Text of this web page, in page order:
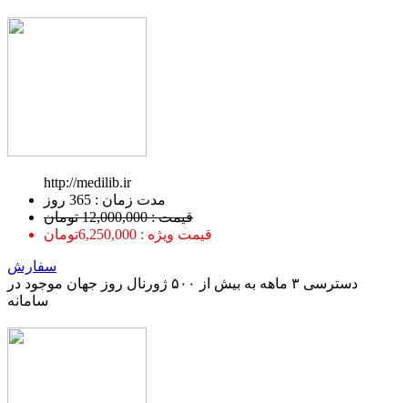
http://medilib.ir
ﻣﺪﺕ ﺯﻣﺎﻥ : 365 ﺭﻭﺯ
قیمت : 12,000,000 تومان
قیمت ویژه : 6,250,000تومان
سفارش
دسترسی ۳ ماهه به بیش از ۵۰۰ ژورنال روز جهان موجود در
سامانه